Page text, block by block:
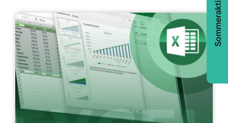
Sommeraktion